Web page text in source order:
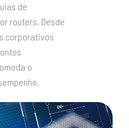
de
routers. Desde
corporativos
o